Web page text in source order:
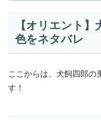
【オリエント
色をネタバレ
ここからは、犬飼四郎の
す！